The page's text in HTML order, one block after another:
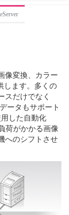
像変換、カラー
します。多くの
スだけでなく
ータもサポート
した自動化
荷がかかる画像
へのシフトさせ